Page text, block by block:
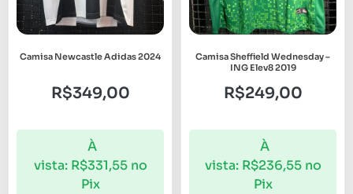
Camisa Newcastle Adidas 2024
R$349,00
À
vista: R$331,55 no
Pix
Camisa Sheffield Wednesday –
ING Elev8 2019
R$249,00
À
vista: R$236,55 no
Pix